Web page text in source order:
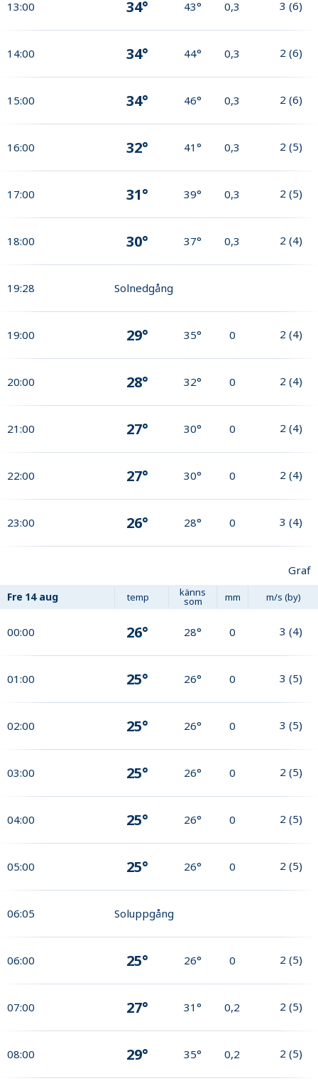
13:00 34° 43° 0,3 3 (6)
14:00 34° 44° 0,3 2 (6)
15:00 34° 46° 0,3 2 (6)
16:00 32° 41° 0,3 2 (5)
17:00 31° 39° 0,3 2 (5)
18:00 30° 37° 0,3 2 (4)
19:28 Solnedgång
19:00 29° 35° 0 2 (4)
20:00 28° 32° 0 2 (4)
21:00 27° 30° 0 2 (4)
22:00 27° 30° 0 2 (4)
23:00 26° 28° 0 3 (4)
Graf
Fre 14 aug temp känns
som mm m/s (by)
00:00 26° 28° 0 3 (4)
01:00 25° 26° 0 3 (5)
02:00 25° 26° 0 3 (5)
03:00 25° 26° 0 2 (5)
04:00 25° 26° 0 2 (5)
05:00 25° 26° 0 2 (5)
06:05 Soluppgång
06:00 25° 26° 0 2 (5)
07:00 27° 31° 0,2 2 (5)
08:00 29° 35° 0,2 2 (5)